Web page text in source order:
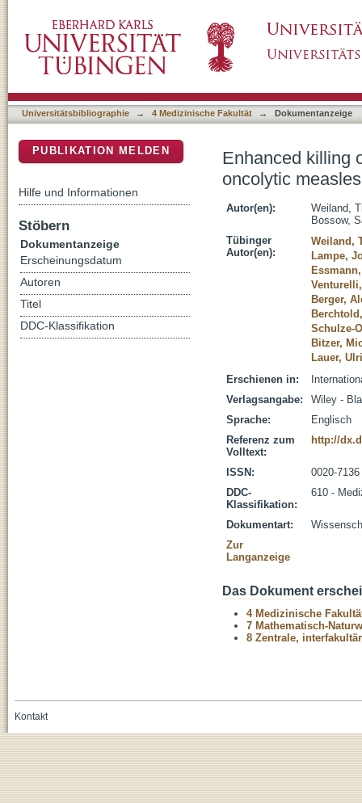
Universitätsbibliographie → 4 Medizinische Fakultät → Dokumentanzeige
Enhanced killing
oncolytic
Autor(en):
Weiland,
Bossow,
Tübinger
Autor(en):
Weiland,
Lampe,
Berger,
Schulze-
Bitzer,
Lauer,
Erschienen in:
Verlagsangabe:
Wiley -
Sprache:
Englisch
Referenz zum
Volltext:
http://
ISSN:
0020-7136
DDC-
Klassifikation:
610 -
Dokumentart:
Zur
Langanzeige
Das Dokument
4 Medizinische
7 Mathematisch-
8 Zentrale,
PUBLIKATION MELDEN
Hilfe und Informationen
Stöbern
Dokumentanzeige
Erscheinungsdatum
Autoren
Titel
DDC-Klassifikation
Kontakt